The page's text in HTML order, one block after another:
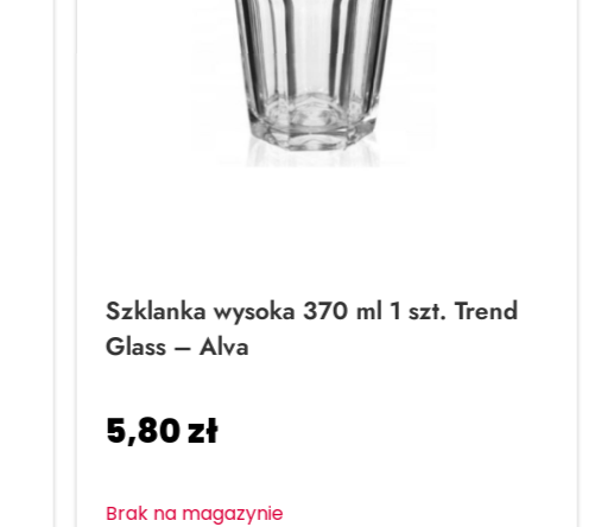
Szklanka wysoka 370 ml 1 szt. Trend
Glass – Alva
5,80zł
Brak na magazynie